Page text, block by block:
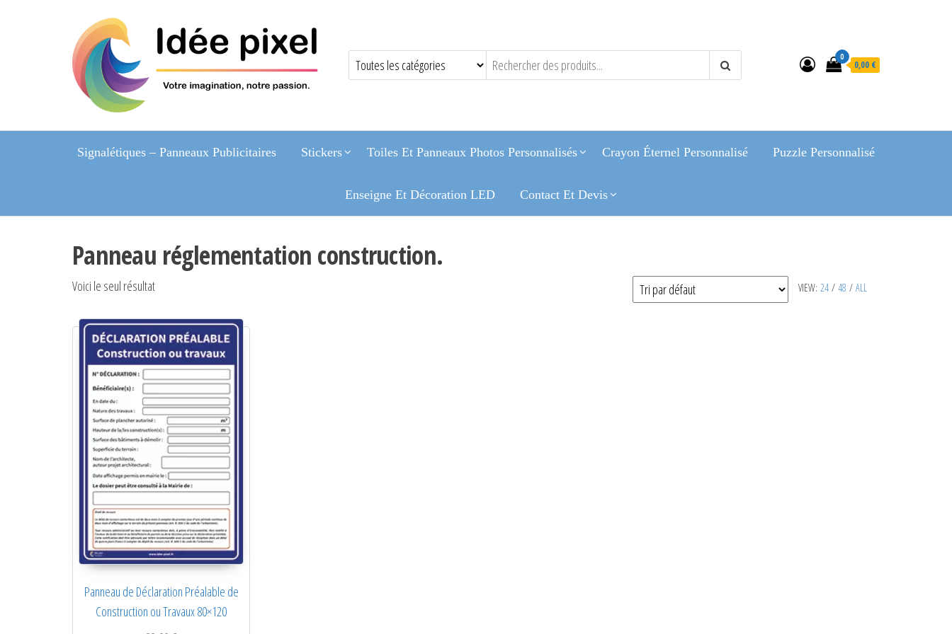
0
0,00 €
Signalétiques – Panneaux Publicitaires Stickers Toiles Et Panneaux Photos Personnalisés Crayon Éternel Personnalisé Puzzle Personnalisé
Enseigne Et Décoration LED Contact Et Devis
Panneau réglementation construction.
VIEW: 24 / 48 / ALL
Voici le seul résultat
Panneau de Déclaration Préalable de
Construction ou Travaux 80×120